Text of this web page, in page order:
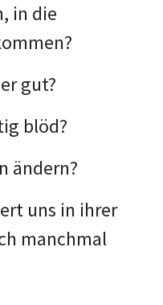
in die
gut?
blöd?
ändern?
uns in ihrer
manchmal